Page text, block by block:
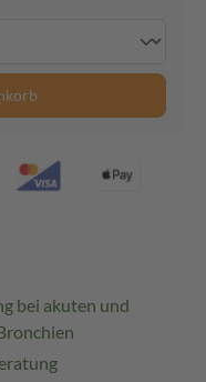
bei akuten und